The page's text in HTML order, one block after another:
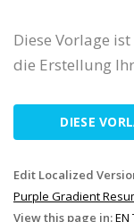
Diese Vorlage
die Erstellung
DIESE
Edit Localized
Purple Gradient
View this page in:EN